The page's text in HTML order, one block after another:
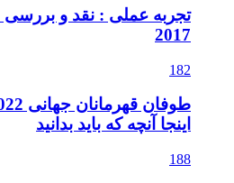
2017
182
اینجا آنچه که باید بدانید
188